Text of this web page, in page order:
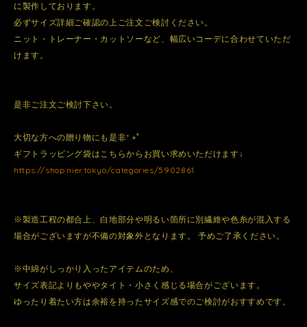
に製作しております。
必ずサイズ詳細ご確認の上ご注文ご検討ください。
ニット・トレーナー・カットソーなど、幅広いコーデに合わせていただ
けます。
是非ご注文ご検討下さい。
大切な方への贈り物にも是非*.+ﾟ
ギフトラッピング袋はこちらからお買い求めいただけます↓
https://shop.nier.tokyo/categories/5902861
※製造工程の都合上、白地部分や明るい箇所に別繊維や色糸が混入する
場合がございますが不備の対象外となります。 予めご了承ください。
※中綿がしっかり入ったアイテムのため、
サイズ表記よりもややタイト・小さく感じる場合がございます。
ゆったり着たい方は余裕を持ったサイズ感でのご検討がおすすめです。